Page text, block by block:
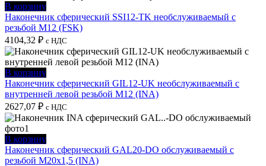
В корзину
Наконечник сферический SSI12-TK необслуживаемый с
резьбой M12 (FSK)
4104,32 ₽ с НДС
В корзину
Наконечник сферический GIL12-UK необслуживаемый с
внутренней левой резьбой M12 (INA)
2627,07 ₽ с НДС
В корзину
Наконечник сферический GAL20-DO обслуживаемый с
резьбой M20x1,5 (INA)